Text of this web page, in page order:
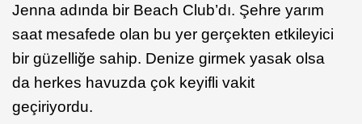
Jenna adında bir Beach Club’dı. Şehre yarım
saat mesafede olan bu yer gerçekten etkileyici
bir güzelliğe sahip. Denize girmek yasak olsa
da herkes havuzda çok keyifli vakit
geçiriyordu.